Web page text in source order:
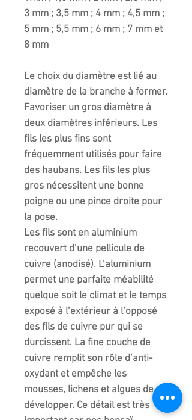
3 mm ; 3,5 mm ; 4 mm ; 4,5 mm ;
5 mm ; 5,5 mm ; 6 mm ; 7 mm et
8 mm
Le choix du diamètre est lié au
diamètre de la branche à former.
Favoriser un gros diamètre à
deux diamètres inférieurs. Les
fils les plus fins sont
fréquemment utilisés pour faire
des haubans. Les fils les plus
gros nécessitent une bonne
poigne ou une pince droite pour
la pose.
Les fils sont en aluminium
recouvert d’une pellicule de
cuivre (anodisé). L’aluminium
permet une parfaite méabilité
quelque soit le climat et le temps
exposé à l’extérieur à l’opposé
des fils de cuivre pur qui se
durcissent. La fine couche de
cuivre remplit son rôle d’anti-
oxydant et empêche les
mousses, lichens et algues de se
développer. Ce détail est très